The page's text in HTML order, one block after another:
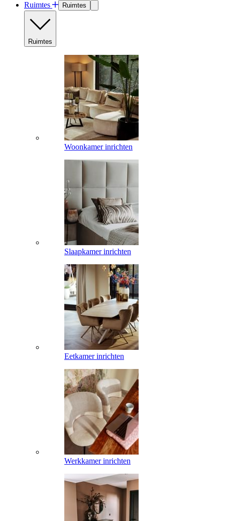
Ruimtes
Ruimtes
Ruimtes
Woonkamer inrichten
Slaapkamer inrichten
Eetkamer inrichten
Werkkamer inrichten